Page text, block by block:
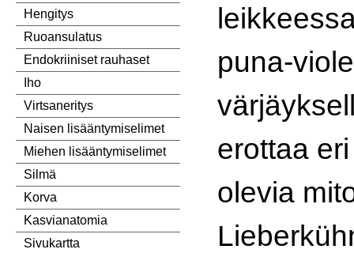
Hengitys
Ruoansulatus
Endokriiniset rauhaset
Iho
Virtsaneritys
Naisen lisääntymiselimet
Miehen lisääntymiselimet
Silmä
Korva
Kasvianatomia
Sivukartta
puna-
erottaa
olevia